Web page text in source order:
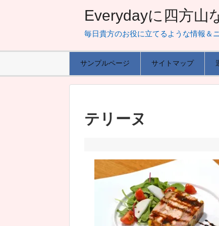
Everydayに四方山
毎日貴方のお役に立てるような情報＆
サンプルページ サイトマップ
テリーヌ